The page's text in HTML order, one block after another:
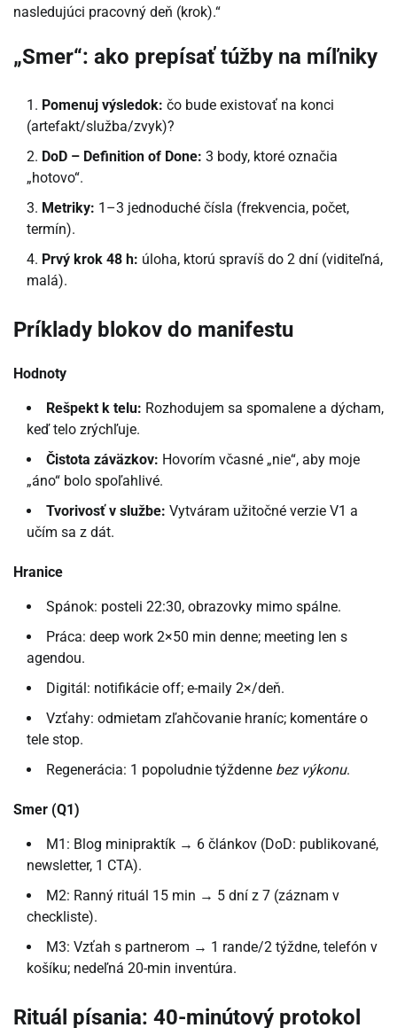
nasledujúci pracovný deň (krok).“
„Smer“: ako prepísať túžby na míľniky
Pomenuj výsledok: čo bude existovať na konci
(artefakt/služba/zvyk)?
DoD – Definition of Done: 3 body, ktoré označia
„hotovo“.
Metriky: 1–3 jednoduché čísla (frekvencia, počet,
termín).
Prvý krok 48 h: úloha, ktorú spravíš do 2 dní (viditeľná,
malá).
Príklady blokov do manifestu
Hodnoty
Rešpekt k telu: Rozhodujem sa spomalene a dýcham,
keď telo zrýchľuje.
Čistota záväzkov: Hovorím včasné „nie“, aby moje
„áno“ bolo spoľahlivé.
Tvorivosť v službe: Vytváram užitočné verzie V1 a
učím sa z dát.
Hranice
Spánok: posteli 22:30, obrazovky mimo spálne.
Práca: deep work 2×50 min denne; meeting len s
agendou.
Digitál: notifikácie off; e-maily 2×/deň.
Vzťahy: odmietam zľahčovanie hraníc; komentáre o
tele stop.
Regenerácia: 1 popoludnie týždenne bez výkonu.
Smer (Q1)
M1: Blog minipraktík → 6 článkov (DoD: publikované,
newsletter, 1 CTA).
M2: Ranný rituál 15 min → 5 dní z 7 (záznam v
checkliste).
M3: Vzťah s partnerom → 1 rande/2 týždne, telefón v
košíku; nedeľná 20-min inventúra.
Rituál písania: 40-minútový protokol